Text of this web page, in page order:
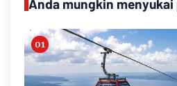
Anda mungkin